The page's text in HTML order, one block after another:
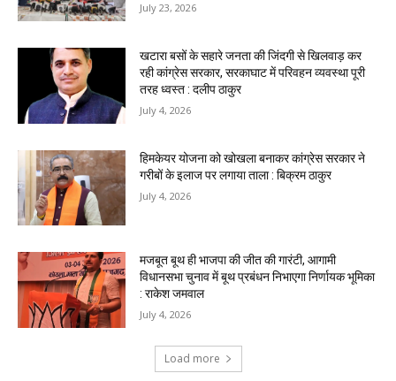
July 23, 2026
खटारा बसों के सहारे जनता की जिंदगी से खिलवाड़ कर
रही कांग्रेस सरकार, सरकाघाट में परिवहन व्यवस्था पूरी
तरह ध्वस्त : दलीप ठाकुर
July 4, 2026
हिमकेयर योजना को खोखला बनाकर कांग्रेस सरकार ने
गरीबों के इलाज पर लगाया ताला : बिक्रम ठाकुर
July 4, 2026
मजबूत बूथ ही भाजपा की जीत की गारंटी, आगामी
विधानसभा चुनाव में बूथ प्रबंधन निभाएगा निर्णायक भूमिका
: राकेश जमवाल
July 4, 2026
Load more